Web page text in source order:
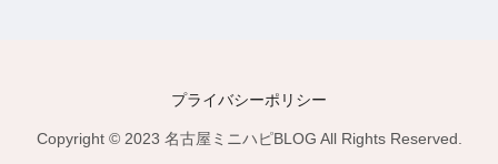
プライバシーポリシー
Copyright © 2023 名古屋ミニハピBLOG All Rights Reserved.